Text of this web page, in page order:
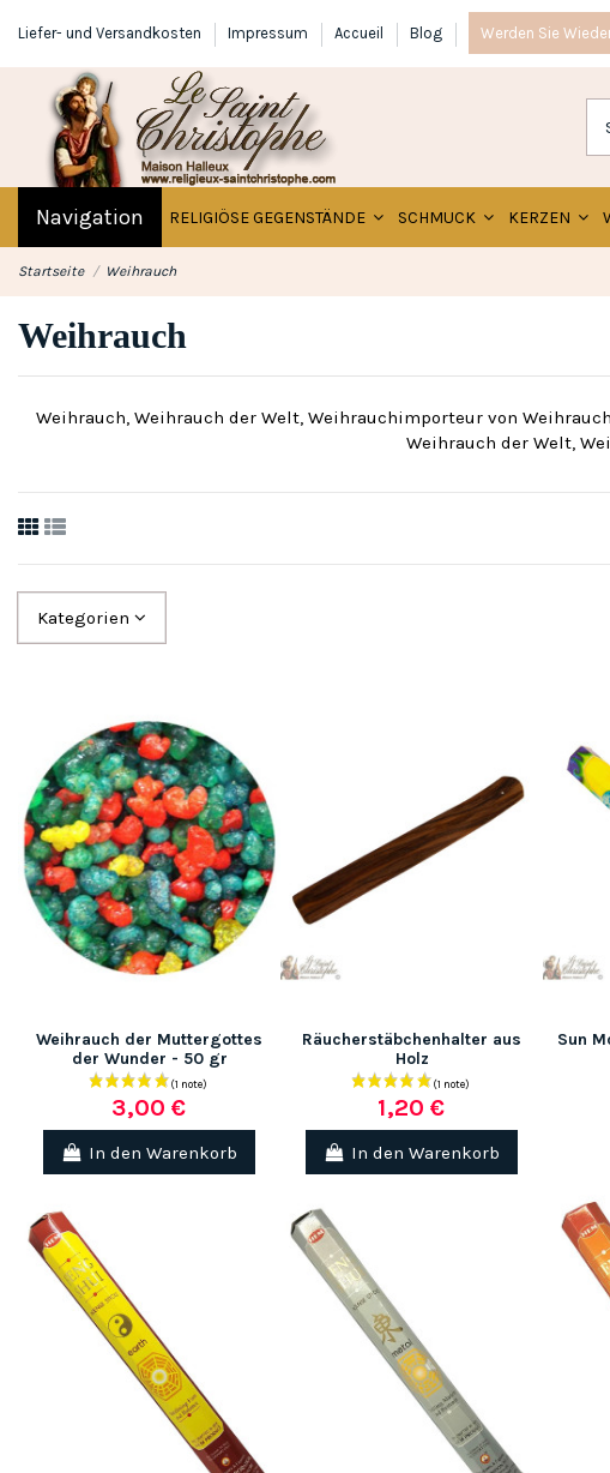
Liefer- und Versandkosten Impressum Accueil Blog Werden Sie
Navigation RELIGIÖSE GEGENSTÄNDE SCHMUCK KERZEN
Startseite Weihrauch
Weihrauch
Weihrauch, Weihrauch der Welt, Weihrauchimporteur von
Weihrauch der Welt,
Kategorien
Weihrauch der Muttergottes
der Wunder - 50 gr
3,00 €
In den Warenkorb
Räucherstäbchenhalter aus
Holz
1,20 €
In den Warenkorb
Sun